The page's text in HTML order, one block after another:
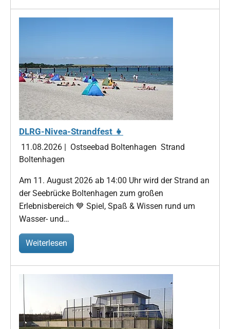
DLRG-Nivea-Strandfest 👧
11.08.2026 | Ostseebad Boltenhagen Strand
Boltenhagen
Am 11. August 2026 ab 14:00 Uhr wird der Strand an
der Seebrücke Boltenhagen zum großen
Erlebnisbereich 💙 Spiel, Spaß & Wissen rund um
Wasser- und…
Weiterlesen